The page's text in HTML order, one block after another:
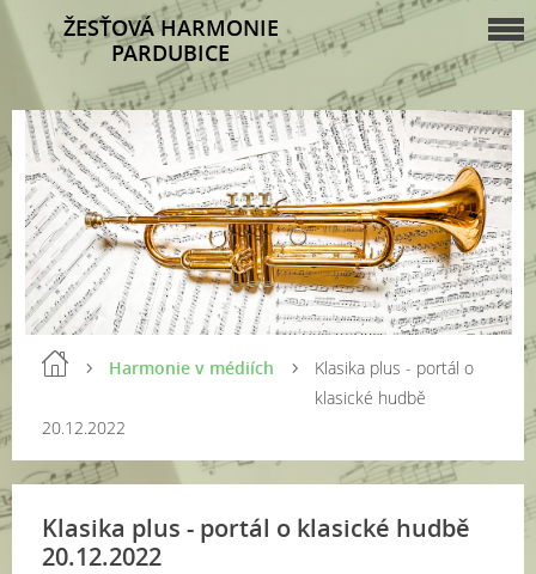
ŽESŤOVÁ HARMONIE
PARDUBICE
Harmonie v médiích
Klasika plus - portál o
klasické hudbě
20.12.2022
Klasika plus - portál o klasické hudbě
20.12.2022